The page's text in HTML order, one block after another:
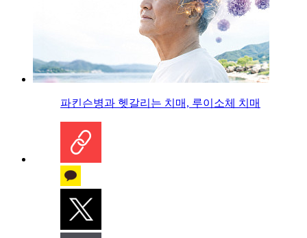
파킨슨병과 헷갈리는 치매, 루이소체 치매